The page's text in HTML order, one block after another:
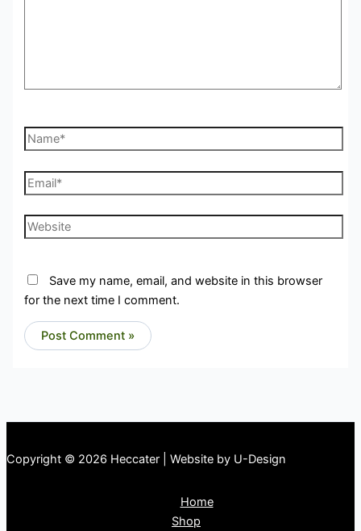
Name*
Email*
Website
Save my name, email, and website in this browser
for the next time I comment.
Copyright © 2026 Heccater | Website by U-Design
Home
Shop